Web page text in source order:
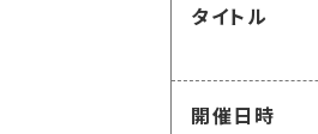
タイトル
開催日時